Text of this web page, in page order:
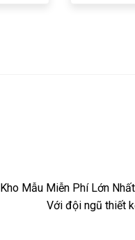
Kho Mẫu Miễn Phí Lớn
Với đội ngũ thiết